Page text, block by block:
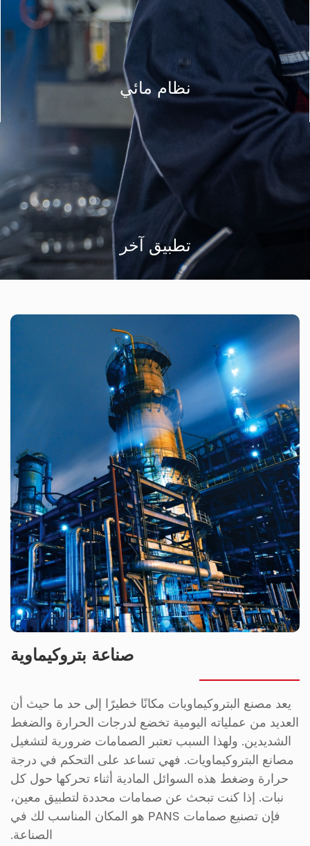
نظام مائي
تطبيق آخر
صناعة بتروكيماوية
يعد مصنع البتروكيماويات مكانًا خطيرًا إلى حد ما حيث أن
العديد من عملياته اليومية تخضع لدرجات الحرارة والضغط
الشديدين. ولهذا السبب تعتبر الصمامات ضرورية لتشغيل
مصانع البتروكيماويات. فهي تساعد على التحكم في درجة
حرارة وضغط هذه السوائل المادية أثناء تحركها حول كل
نبات. إذا كنت تبحث عن صمامات محددة لتطبيق معين،
فإن تصنيع صمامات PANS هو المكان المناسب لك في
الصناعة.